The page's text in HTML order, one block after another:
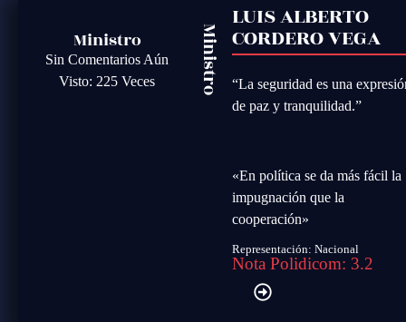
Ministro
Sin Comentarios Aún
Visto: 225 Veces
Ministro
LUIS ALBERTO
CORDERO VEGA
“La seguridad es una
de paz y tranquilidad.”
«En política se da más fácil la
impugnación que la
cooperación»
Representación: Nacional
Nota Polidicom: 3.2